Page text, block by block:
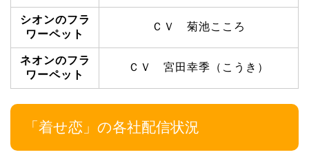
シオンのフラ
ワーペット
ＣＶ 菊池こころ
ネオンのフラ
ワーペット
ＣＶ 宮田幸季（こうき）
「着せ恋」の各社配信状況